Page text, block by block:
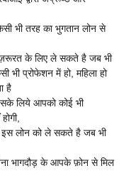
भी तरह का भुगतान लोन से
ज़रूरत के लिए ले सकते है जब भी
भी प्रोफेशन में हो, महिला हो
है
लिये आपको कोई भी
लोन को ले सकते है जब भी
भागदौड़ के आपके फ़ोन से मिल